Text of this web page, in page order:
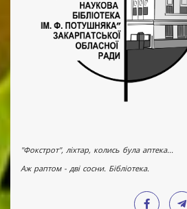
"Фокстрот", ліхтар, колись була аптека...
Аж раптом - дві сосни. Бібліотека.